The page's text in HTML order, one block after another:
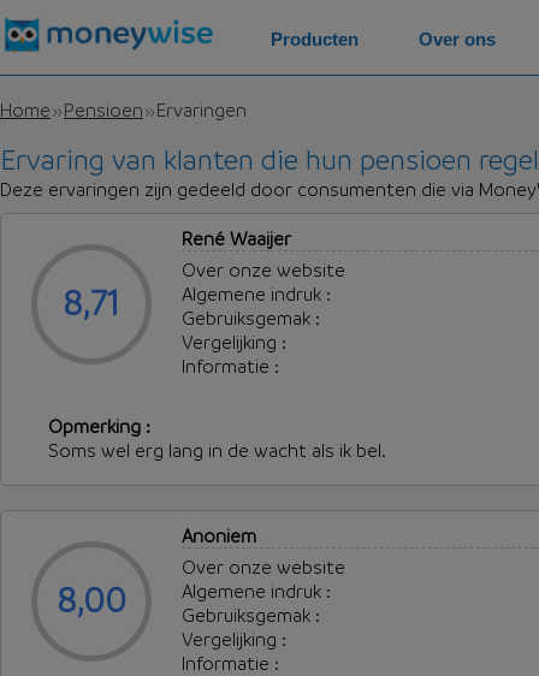
Home Pensioen Ervaringen
Ervaring van klanten die hun pensioen
Deze ervaringen zijn gedeeld door consumenten die via
Klantreviews
over
pensioenen
8,71
René Waaijer
Over onze website
Algemene indruk :
Gebruiksgemak :
Vergelijking :
Informatie :
Opmerking :
Soms wel erg lang in de wacht als ik bel.
8,00
Anoniem
Over onze website
Algemene indruk :
Gebruiksgemak :
Vergelijking :
Informatie :
Producten Over ons